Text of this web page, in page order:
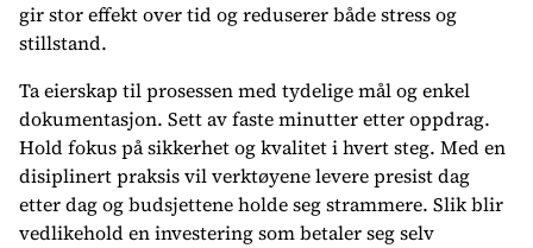
gir stor effekt over tid og reduserer både stress og
stillstand.
Ta eierskap til prosessen med tydelige mål og enkel
dokumentasjon. Sett av faste minutter etter oppdrag.
Hold fokus på sikkerhet og kvalitet i hvert steg. Med en
disiplinert praksis vil verktøyene levere presist dag
etter dag og budsjettene holde seg strammere. Slik blir
vedlikehold en investering som betaler seg selv